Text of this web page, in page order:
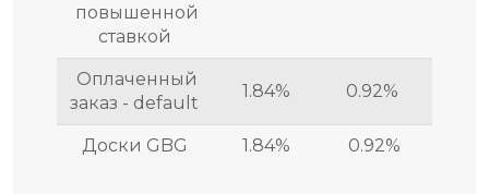
повышенной
ставкой
Оплаченный
заказ - default
1.84% 0.92%
Доски GBG 1.84% 0.92%